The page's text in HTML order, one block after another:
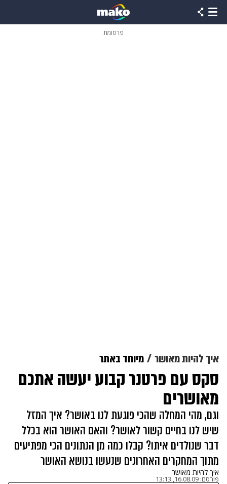
פרסומת
איך להיות מאושר מיוחד באתר
סקס עם פרטנר קבוע יעשה אתכם
מאושרים
וגם, מהי המחלה שהכי פוגעת לנו באושר? איך המזל
שיש לנו בחיים קשור לאושר? והאם האושר הוא בכלל
דבר שנולדים איתו? קבלו כמה מן הנתונים הכי מפתיעים
מתוך המחקרים האחרונים שנעשו בנושא האושר
איך להיות מאושר
פורסם: 16.08.09, 13:13